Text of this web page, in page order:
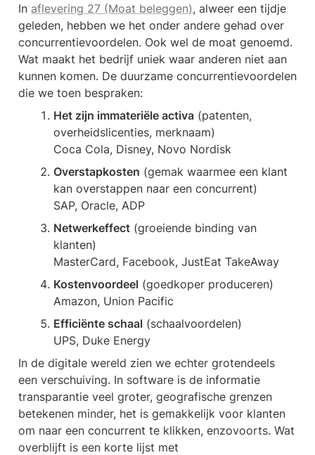
In aflevering 27 (Moat beleggen), alweer een tijdje
geleden, hebben we het onder andere gehad over
concurrentievoordelen. Ook wel de moat genoemd.
Wat maakt het bedrijf uniek waar anderen niet aan
kunnen komen. De duurzame concurrentievoordelen
die we toen bespraken:
Het zijn immateriële activa (patenten,
overheidslicenties, merknaam)
Coca Cola, Disney, Novo Nordisk
Overstapkosten (gemak waarmee een klant
kan overstappen naar een concurrent)
SAP, Oracle, ADP
Netwerkeffect (groeiende binding van
klanten)
MasterCard, Facebook, JustEat TakeAway
Kostenvoordeel (goedkoper produceren)
Amazon, Union Pacific
Efficiënte schaal (schaalvoordelen)
UPS, Duke Energy
In de digitale wereld zien we echter grotendeels
een verschuiving. In software is de informatie
transparantie veel groter, geografische grenzen
betekenen minder, het is gemakkelijk voor klanten
om naar een concurrent te klikken, enzovoorts. Wat
overblijft is een korte lijst met